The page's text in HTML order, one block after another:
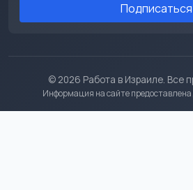
Подписаться
© 2026 Работа в Израиле. Все
Информация на сайте